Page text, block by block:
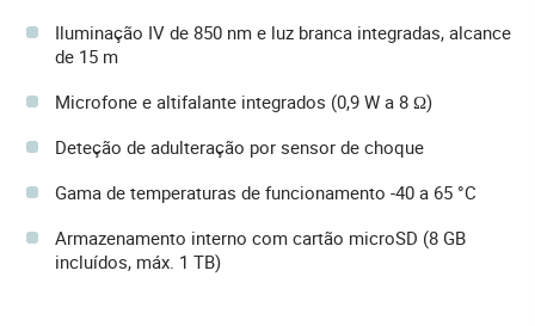
Iluminação IV de 850 nm e luz branca integradas, alcance
de 15 m
Microfone e altifalante integrados (0,9 W a 8 Ω)
Deteção de adulteração por sensor de choque
Gama de temperaturas de funcionamento -40 a 65 °C
Armazenamento interno com cartão microSD (8 GB
incluídos, máx. 1 TB)